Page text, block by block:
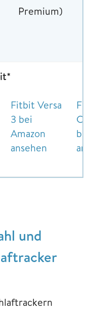
Premium)
Fitbit Versa
3 bei
Amazon
ansehen
und